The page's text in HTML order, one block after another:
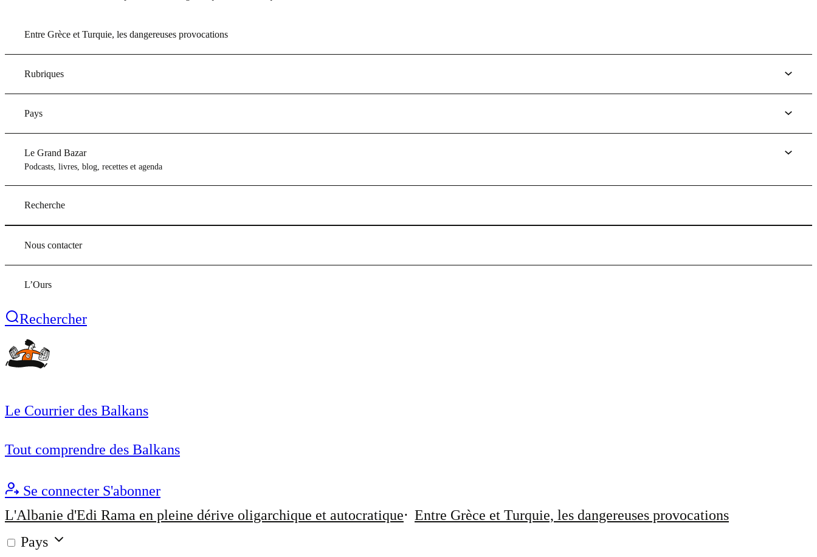
Entre Grèce et Turquie, les dangereuses provocations
Rubriques
Pays
Le Grand Bazar
Podcasts, livres, blog, recettes et agenda
Recherche
Nous contacter
L’Ours
Rechercher
Le Courrier des Balkans
Tout comprendre des Balkans
Se connecter S'abonner
L'Albanie d'Edi Rama en pleine dérive oligarchique et autocratique
Entre Grèce et Turquie, les dangereuses provocations
Pays